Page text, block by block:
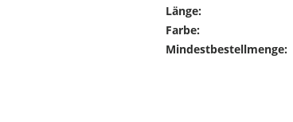
Länge:
Farbe:
Mindestbestellmenge: